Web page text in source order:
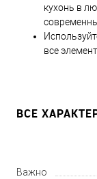
кухонь в
все
ВСЕ
Важно